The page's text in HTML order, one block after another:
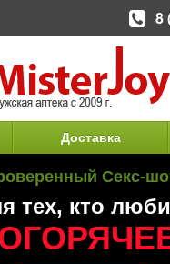
Доставка
Секс-
тех, кто
8